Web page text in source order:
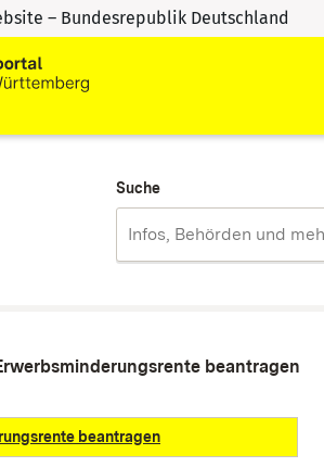
– Bundesrepublik Deutschland
Suche
beantragen
beantragen